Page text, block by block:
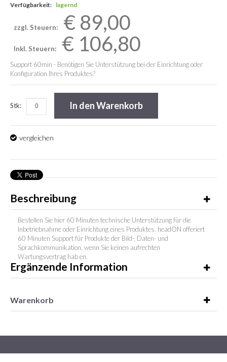
Verfügbarkeit: lagernd
zzgl. Steuern: € 89,00
Inkl. Steuern: € 106,80
Support 60min - Benötigen Sie Unterstützung bei der Einrichtung oder
Konfiguration Ihres Produktes?
Stk: In den Warenkorb
vergleichen
Beschreibung
Bestellen Sie hier 60 Minuten technische Unterstützung für die
Inbetriebnahme oder Einrichtung eines Produktes. headON offeriert
60 Minuten Support für Produkte der Bild-, Daten- und
Sprachkommunikation, wenn Sie keinen aufrechten
Wartungsvertrag hab en.
Ergänzende Information
Warenkorb